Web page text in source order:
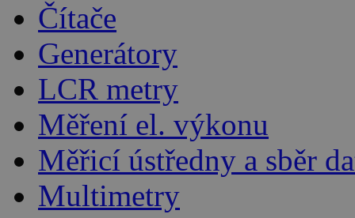
Čítače
Generátory
LCR metry
Měření el. výkonu
Měřicí ústředny a sběr
Multimetry